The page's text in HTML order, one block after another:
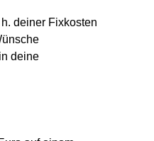
deiner Fixkosten
deine